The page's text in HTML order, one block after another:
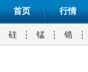
首页 行情
硅 锰 铬